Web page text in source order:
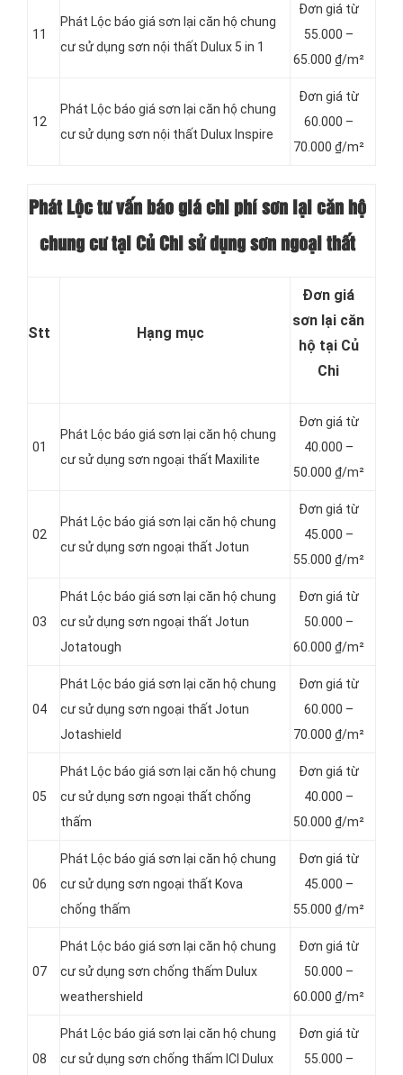
11
Phát Lộc báo giá sơn lại căn hộ chung
cư sử dụng sơn nội thất Dulux 5 in 1
Đơn giá từ
55.000 –
65.000 ₫/m²
12
Phát Lộc báo giá sơn lại căn hộ chung
cư sử dụng sơn nội thất Dulux Inspire
Đơn giá từ
60.000 –
70.000 ₫/m²
Phát Lộc tư vấn báo giá chi phí sơn lại căn hộ
chung cư tại Củ Chi sử dụng sơn ngoại thất
Stt Hạng mục
Đơn giá
sơn lại căn
hộ tại Củ
Chi
01
Phát Lộc báo giá sơn lại căn hộ chung
cư sử dụng sơn ngoại thất Maxilite
Đơn giá từ
40.000 –
50.000 ₫/m²
02
Phát Lộc báo giá sơn lại căn hộ chung
cư sử dụng sơn ngoại thất Jotun
Đơn giá từ
45.000 –
55.000 ₫/m²
03
Phát Lộc báo giá sơn lại căn hộ chung
cư sử dụng sơn ngoại thất Jotun
Jotatough
Đơn giá từ
50.000 –
60.000 ₫/m²
04
Phát Lộc báo giá sơn lại căn hộ chung
cư sử dụng sơn ngoại thất Jotun
Jotashield
Đơn giá từ
60.000 –
70.000 ₫/m²
05
Phát Lộc báo giá sơn lại căn hộ chung
cư sử dụng sơn ngoại thất chống
thấm
Đơn giá từ
40.000 –
50.000 ₫/m²
06
Phát Lộc báo giá sơn lại căn hộ chung
cư sử dụng sơn ngoại thất Kova
chống thấm
Đơn giá từ
45.000 –
55.000 ₫/m²
07
Phát Lộc báo giá sơn lại căn hộ chung
cư sử dụng sơn chống thấm Dulux
weathershield
Đơn giá từ
50.000 –
60.000 ₫/m²
08
Phát Lộc báo giá sơn lại căn hộ chung
cư sử dụng sơn chống thấm ICI Dulux
Đơn giá từ
55.000 –